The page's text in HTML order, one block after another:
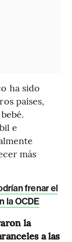
ha sido
países,
e
más
frenar el
la OCDE
la
a las